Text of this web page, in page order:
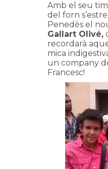
Amb el seu
del forn
Penedès el
Gallart Olivé,
recordarà
mica
un company
Francesc!